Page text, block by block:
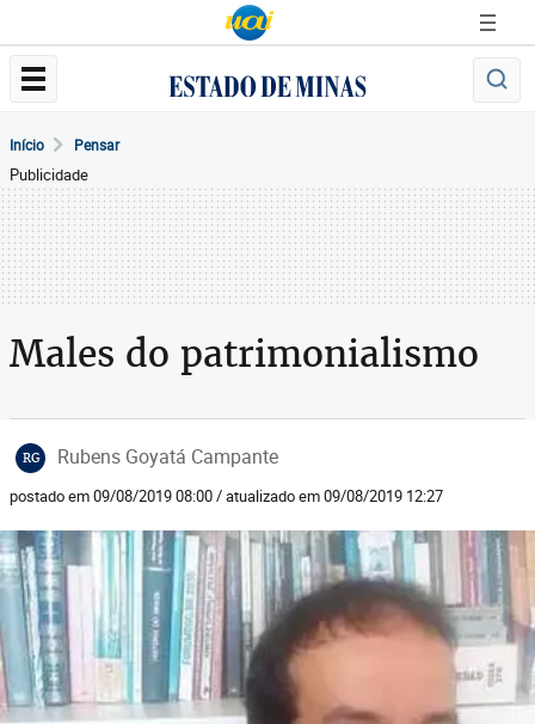
Início Pensar
Publicidade
Males do patrimonialismo
RG Rubens Goyatá Campante
postado em 09/08/2019 08:00 / atualizado em 09/08/2019 12:27